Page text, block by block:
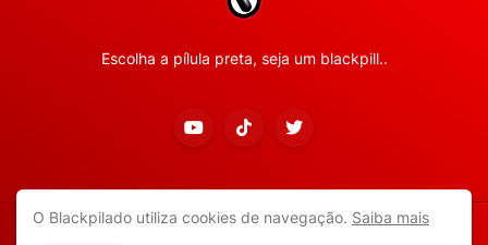
Escolha a pílula preta, seja um blackpill..
O Blackpilado utiliza cookies de navegação. Saiba mais